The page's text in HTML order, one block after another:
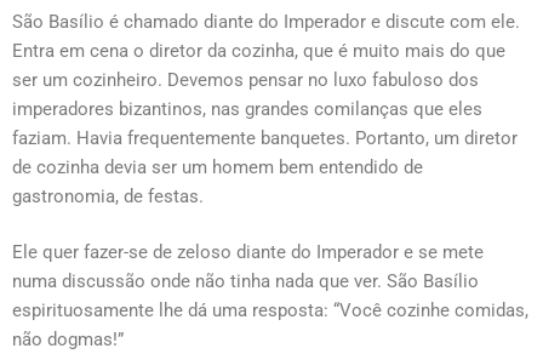
São Basílio é chamado diante do Imperador e discute com ele.
Entra em cena o diretor da cozinha, que é muito mais do que
ser um cozinheiro. Devemos pensar no luxo fabuloso dos
imperadores bizantinos, nas grandes comilanças que eles
faziam. Havia frequentemente banquetes. Portanto, um diretor
de cozinha devia ser um homem bem entendido de
gastronomia, de festas.
Ele quer fazer-se de zeloso diante do Imperador e se mete
numa discussão onde não tinha nada que ver. São Basílio
espirituosamente lhe dá uma resposta: “Você cozinhe comidas,
não dogmas!”